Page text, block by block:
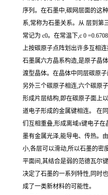
序列。在石墨中,碳网层面的这
系,常称为石墨关系。从 层到第
常记为 c0。在常温下,c 0
上按碳原子点阵划出许多互相连
石墨属六方晶系构造,是原子晶
渡型晶体。在晶体中同层碳原
另外三个碳原子相连,六个碳原
形成片层结构,即在碳原子面上
道电子形成的金属键相连。 在
们互相重叠,形成离域π键电子
墨有金属光泽,能导电、传热。
小,各层可以滑动,所以石墨的密
平面间,其结合是弱的范德瓦尔
决定了石墨的一系列特性,同时
成了一类新材料的可能性。